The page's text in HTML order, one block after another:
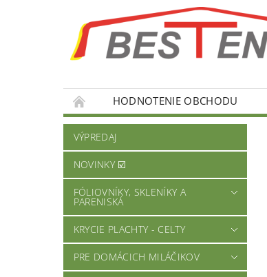
HODNOTENIE OBCHODU
VÝPREDAJ
NOVINKY ☑️
FÓLIOVNÍKY, SKLENÍKY A
PARENISKÁ
KRYCIE PLACHTY - CELTY
PRE DOMÁCICH MILÁČIKOV